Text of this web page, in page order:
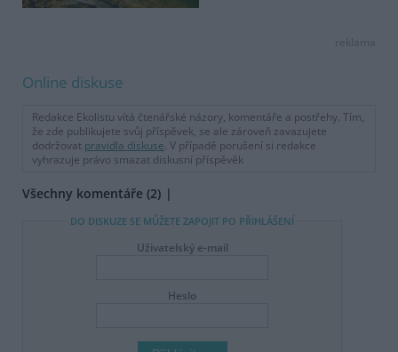
reklama
Online diskuse
Redakce Ekolistu vítá čtenářské názory, komentáře a postřehy. Tím,
že zde publikujete svůj příspěvek, se ale zároveň zavazujete
dodržovat pravidla diskuse. V případě porušení si redakce
vyhrazuje právo smazat diskusní příspěvěk
Všechny komentáře (2)
DO DISKUZE SE MŮŽETE ZAPOJIT PO PŘIHLÁŠENÍ
Uživatelský e-mail
Heslo